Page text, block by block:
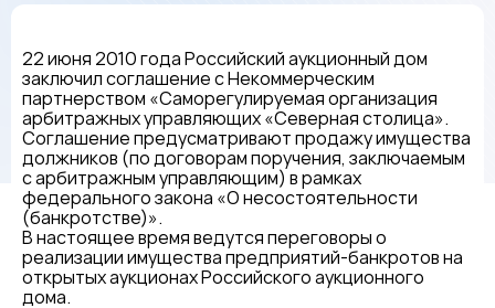
22 июня 2010 года Российский аукционный дом
заключил соглашение с Некоммерческим
партнерством «Саморегулируемая организация
арбитражных управляющих «Cеверная столица».
Соглашение предусматривают продажу имущества
должников (по договорам поручения, заключаемым
с арбитражным управляющим) в рамках
федерального закона «О несостоятельности
(банкротстве)».
В настоящее время ведутся переговоры о
реализации имущества предприятий-банкротов на
открытых аукционах Российского аукционного
дома.